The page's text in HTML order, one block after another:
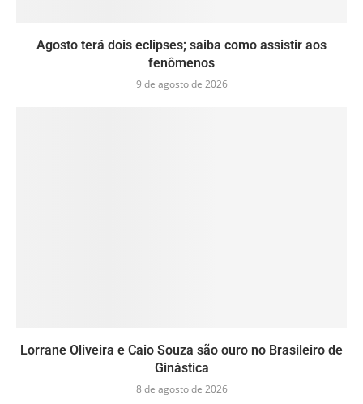
Agosto terá dois eclipses; saiba como assistir aos
fenômenos
9 de agosto de 2026
Lorrane Oliveira e Caio Souza são ouro no Brasileiro de
Ginástica
8 de agosto de 2026